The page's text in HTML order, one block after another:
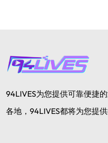
94LIVES为您提供可靠便捷
各地，94LIVES都将为您提